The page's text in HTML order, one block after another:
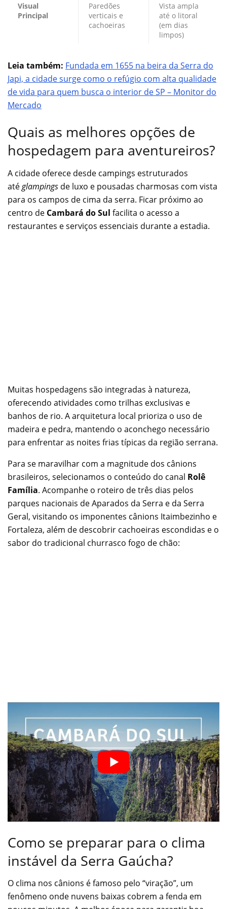
Visual
Principal
Paredões
verticais e
cachoeiras
Vista ampla
até o litoral
(em dias
limpos)
Leia também: Fundada em 1655 na beira da Serra do
Japi, a cidade surge como o refúgio com alta qualidade
de vida para quem busca o interior de SP – Monitor do
Mercado
Quais as melhores opções de
hospedagem para aventureiros?
A cidade oferece desde campings estruturados
atéglampings de luxo e pousadas charmosas com vista
para os campos de cima da serra. Ficar próximo ao
centro de Cambará do Sul facilita o acesso a
restaurantes e serviços essenciais durante a estadia.
Muitas hospedagens são integradas à natureza,
oferecendo atividades como trilhas exclusivas e
banhos de rio. A arquitetura local prioriza o uso de
madeira e pedra, mantendo o aconchego necessário
para enfrentar as noites frias típicas da região serrana.
Para se maravilhar com a magnitude dos cânions
brasileiros, selecionamos o conteúdo do canal Rolê
Família. Acompanhe o roteiro de três dias pelos
parques nacionais de Aparados da Serra e da Serra
Geral, visitando os imponentes cânions Itaimbezinho e
Fortaleza, além de descobrir cachoeiras escondidas e o
sabor do tradicional churrasco fogo de chão:
Como se preparar para o clima
instável da Serra Gaúcha?
O clima nos cânions é famoso pelo “viração”, um
fenômeno onde nuvens baixas cobrem a fenda em